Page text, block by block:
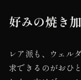
好みの焼き
レア派も、ウェル
求できるのがおひ